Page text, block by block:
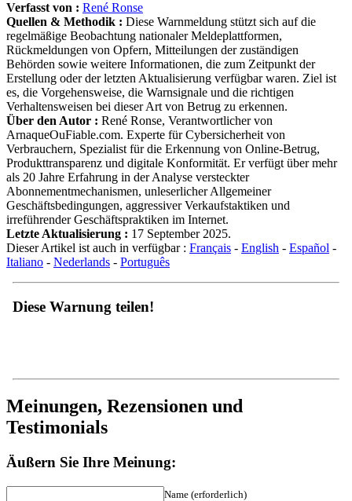
Verfasst von : René Ronse
Quellen & Methodik : Diese Warnmeldung stützt sich auf die
regelmäßige Beobachtung nationaler Meldeplattformen,
Rückmeldungen von Opfern, Mitteilungen der zuständigen
Behörden sowie weitere Informationen, die zum Zeitpunkt der
Erstellung oder der letzten Aktualisierung verfügbar waren. Ziel ist
es, die Vorgehensweise, die Warnsignale und die richtigen
Verhaltensweisen bei dieser Art von Betrug zu erkennen.
Über den Autor : René Ronse, Verantwortlicher von
ArnaqueOuFiable.com. Experte für Cybersicherheit von
Verbrauchern, Spezialist für die Erkennung von Online-Betrug,
Produkttransparenz und digitale Konformität. Er verfügt über mehr
als 20 Jahre Erfahrung in der Analyse versteckter
Abonnementmechanismen, unleserlicher Allgemeiner
Geschäftsbedingungen, aggressiver Verkaufstaktiken und
irreführender Geschäftspraktiken im Internet.
Letzte Aktualisierung : 17 September 2025.
Dieser Artikel ist auch in verfügbar : Français - English - Español -
Italiano - Nederlands - Português
Diese Warnung teilen!
Meinungen, Rezensionen und
Testimonials
Äußern Sie Ihre Meinung:
Name (erforderlich)